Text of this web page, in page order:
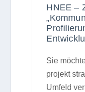
HNEE –
Sie
pro­jekt
Umfeld